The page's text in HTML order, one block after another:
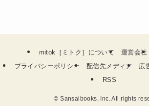
mitok［ミトク］について 運営会社
プライバシーポリシー
配信先メディア
広
RSS
© Sansaibooks, Inc. All rights